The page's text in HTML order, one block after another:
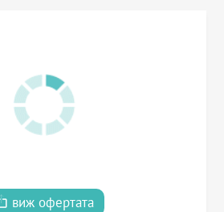
виж офертата